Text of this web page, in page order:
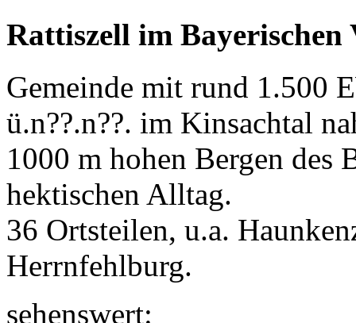
Rattiszell im Bayerischen
Gemeinde mit rund 1.500
ü.n??.n??. im Kinsachtal
1000 m hohen Bergen des
hektischen Alltag.
36 Ortsteilen, u.a.
Herrnfehlburg.
sehenswert: